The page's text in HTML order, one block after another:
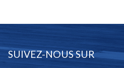
SUIVEZ-NOUS SUR